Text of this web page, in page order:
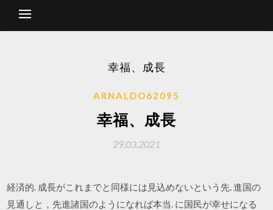
幸福、成長
ARNALDO62095
幸福、成長
29.03.2021
経済的. 成長がこれまでと同様には見込めないという先. 進国の
見通しと，先進諸国のようになれば本当. に国民が幸せになる